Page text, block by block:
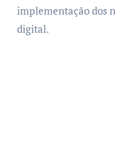
implementação dos
digital.